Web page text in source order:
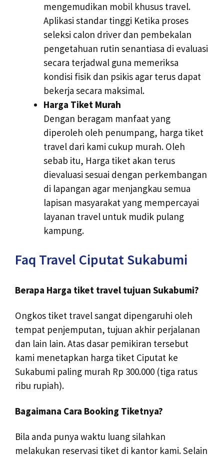
mengemudikan mobil khusus travel.
Aplikasi standar tinggi Ketika proses
seleksi calon driver dan pembekalan
pengetahuan rutin senantiasa di evaluasi
secara terjadwal guna memeriksa
kondisi fisik dan psikis agar terus dapat
bekerja secara maksimal.
Harga Tiket Murah
Dengan beragam manfaat yang
diperoleh oleh penumpang, harga tiket
travel dari kami cukup murah. Oleh
sebab itu, Harga tiket akan terus
dievaluasi sesuai dengan perkembangan
di lapangan agar menjangkau semua
lapisan masyarakat yang mempercayai
layanan travel untuk mudik pulang
kampung.
Faq Travel Ciputat Sukabumi
Berapa Harga tiket travel tujuan Sukabumi?
Ongkos tiket travel sangat dipengaruhi oleh
tempat penjemputan, tujuan akhir perjalanan
dan lain lain. Atas dasar pemikiran tersebut
kami menetapkan harga tiket Ciputat ke
Sukabumi paling murah Rp 300.000 (tiga ratus
ribu rupiah).
Bagaimana Cara Booking Tiketnya?
Bila anda punya waktu luang silahkan
melakukan reservasi tiket di kantor kami. Selain